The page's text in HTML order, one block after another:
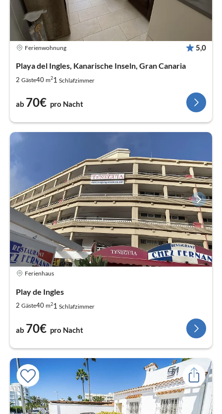
Ferienwohnung 5,0
Playa del Ingles, Kanarische Inseln, Gran Canaria
2 Gäste40 m21 Schlafzimmer
ab 70€ pro Nacht
Ferienhaus
Play de Ingles
2 Gäste40 m21 Schlafzimmer
ab 70€ pro Nacht